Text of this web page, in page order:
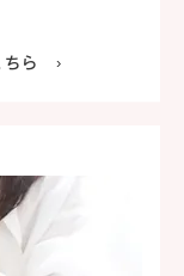
ちら ›